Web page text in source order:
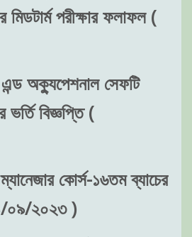
মিডটার্ম পরীক্ষার ফলাফল (
এন্ড অক্যুপেশনাল সেফটি
বিজ্ঞপ্তি (
কোর্স-১৬তম ব্যাচের
০৯/২০২৩ )